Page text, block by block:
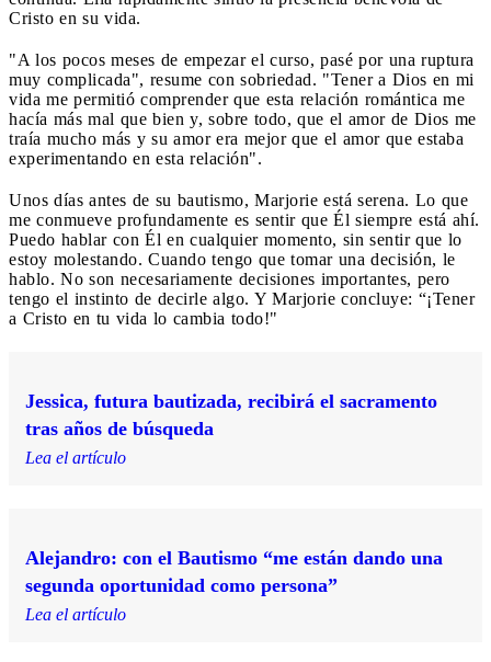
Cristo en su vida.
"A los pocos meses de empezar el curso, pasé por una ruptura
muy complicada", resume con sobriedad. "Tener a Dios en mi
vida me permitió comprender que esta relación romántica me
hacía más mal que bien y, sobre todo, que el amor de Dios me
traía mucho más y su amor era mejor que el amor que estaba
experimentando en esta relación".
Unos días antes de su bautismo, Marjorie está serena. Lo que
me conmueve profundamente es sentir que Él siempre está ahí.
Puedo hablar con Él en cualquier momento, sin sentir que lo
estoy molestando. Cuando tengo que tomar una decisión, le
hablo. No son necesariamente decisiones importantes, pero
tengo el instinto de decirle algo. Y Marjorie concluye: “¡Tener
a Cristo en tu vida lo cambia todo!"
Jessica, futura bautizada, recibirá el sacramento
tras años de búsqueda
Lea el artículo
Alejandro: con el Bautismo “me están dando una
segunda oportunidad como persona”
Lea el artículo